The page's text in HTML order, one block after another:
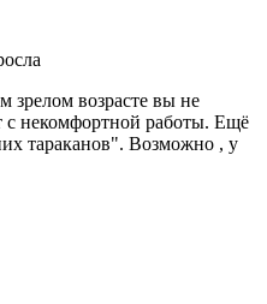
зрелом возрасте вы не
с некомфортной работы. Ещё
тараканов". Возможно , у